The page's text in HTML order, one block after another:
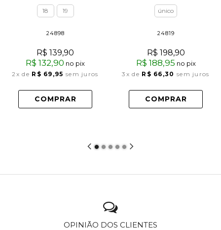
18 19
24898
R$ 139,90
R$ 132,90 no pix
2x de R$ 69,95 sem juros
COMPRAR
único
24819
R$ 198,90
R$ 188,95 no pix
3x de R$ 66,30 sem juros
COMPRAR
OPINIÃO DOS CLIENTES